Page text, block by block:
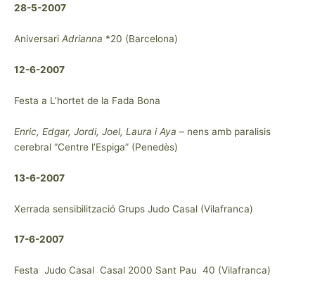
28-5-2007
Aniversari Adrianna *20 (Barcelona)
12-6-2007
Festa a L’hortet de la Fada Bona
Enric, Edgar, Jordi, Joel, Laura i Aya – nens amb paralisis
cerebral “Centre l’Espiga” (Penedès)
13-6-2007
Xerrada sensibilització Grups Judo Casal (Vilafranca)
17-6-2007
Festa Judo Casal Casal 2000 Sant Pau 40 (Vilafranca)